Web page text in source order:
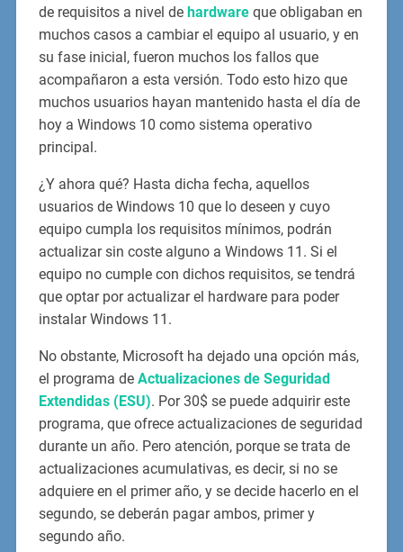
de requisitos a nivel de hardware que obligaban en
muchos casos a cambiar el equipo al usuario, y en
su fase inicial, fueron muchos los fallos que
acompañaron a esta versión. Todo esto hizo que
muchos usuarios hayan mantenido hasta el día de
hoy a Windows 10 como sistema operativo
principal.
¿Y ahora qué? Hasta dicha fecha, aquellos
usuarios de Windows 10 que lo deseen y cuyo
equipo cumpla los requisitos mínimos, podrán
actualizar sin coste alguno a Windows 11. Si el
equipo no cumple con dichos requisitos, se tendrá
que optar por actualizar el hardware para poder
instalar Windows 11.
No obstante, Microsoft ha dejado una opción más,
el programa de Actualizaciones de Seguridad
Extendidas (ESU). Por 30$ se puede adquirir este
programa, que ofrece actualizaciones de seguridad
durante un año. Pero atención, porque se trata de
actualizaciones acumulativas, es decir, si no se
adquiere en el primer año, y se decide hacerlo en el
segundo, se deberán pagar ambos, primer y
segundo año.